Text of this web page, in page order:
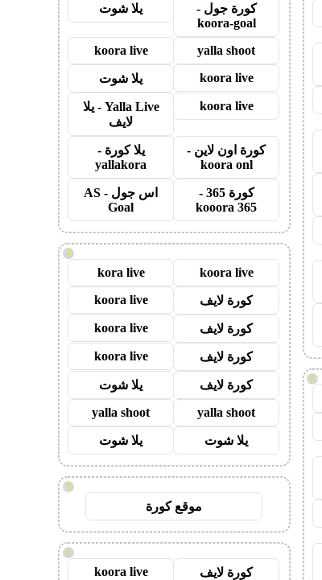
!
كورة جول -
koora-goal
يلا شوت
yalla shoot
koora live
koora live
يلا شوت
koora live
Yalla Live - يلا
لايف
كورة اون لاين -
koora onl
يلا كورة -
yallakora
كورة 365 -
kooora 365
اس جول - AS
Goal
!
koora live
kora live
كورة لايف koora live
كورة لايف koora live
كورة لايف koora live
كورة لايف
يلا شوت
yalla shoot
yalla shoot
يلا شوت يلا شوت
!
موقع كورة
!
كورة لايف koora live